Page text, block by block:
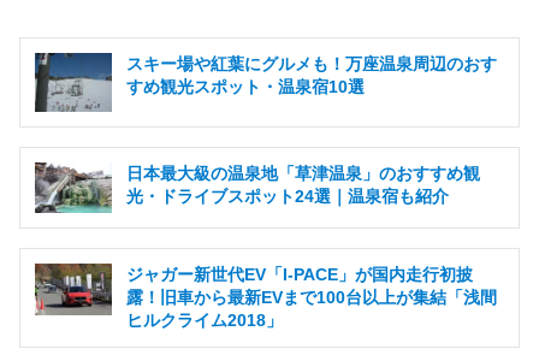
スキー場や紅葉にグルメも！万座温泉周辺のおす
すめ観光スポット・温泉宿10選
日本最大級の温泉地「草津温泉」のおすすめ観
光・ドライブスポット24選｜温泉宿も紹介
ジャガー新世代EV「I-PACE」が国内走行初披
露！旧車から最新EVまで100台以上が集結「浅間
ヒルクライム2018」